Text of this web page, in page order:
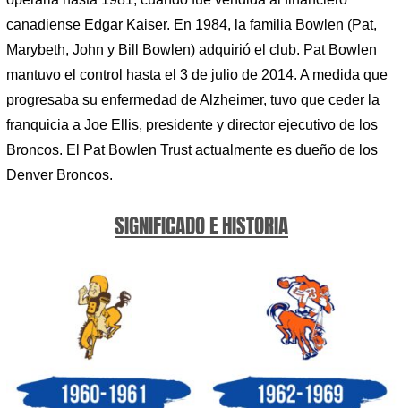
canadiense Edgar Kaiser. En 1984, la familia Bowlen (Pat,
Marybeth, John y Bill Bowlen) adquirió el club. Pat Bowlen
mantuvo el control hasta el 3 de julio de 2014. A medida que
progresaba su enfermedad de Alzheimer, tuvo que ceder la
franquicia a Joe Ellis, presidente y director ejecutivo de los
Broncos. El Pat Bowlen Trust actualmente es dueño de los
Denver Broncos.
SIGNIFICADO E HISTORIA